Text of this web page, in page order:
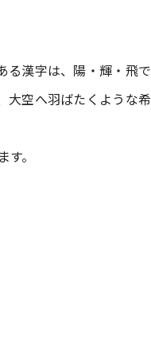
る漢字は、陽・輝・飛で
大空へ羽ばたくような希
。